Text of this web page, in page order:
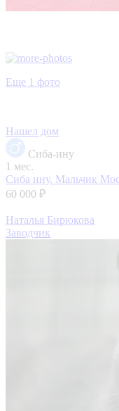
Еще 1 фото
Нашел дом
Сиба-ину
1 мес.
Сиба ину. Мальчик
60 000 ₽
Наталья Бирюкова
Заводчик